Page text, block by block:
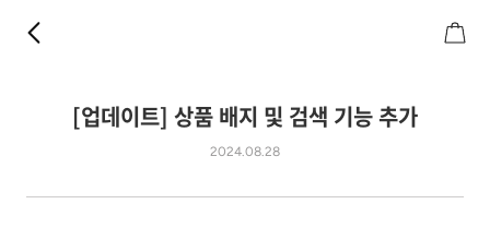
2024.08.28
[업데이트] 상품 배지 및 검색 기능 추가